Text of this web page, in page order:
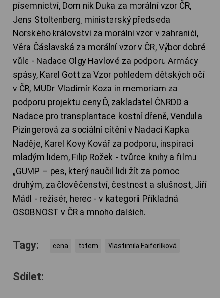
písemnictví, Dominik Duka za morální vzor ČR,
Jens Stoltenberg, ministerský předseda
Norského království za morální vzor v zahraničí,
Věra Čáslavská za morální vzor v ČR, Výbor dobré
vůle - Nadace Olgy Havlové za podporu Armády
spásy, Karel Gott za Vzor pohledem dětských očí
v ČR, MUDr. Vladimír Koza in memoriam za
podporu projektu ceny Ď, zakladatel ČNRDD a
Nadace pro transplantace kostní dřeně, Vendula
Pizingerová za sociální cítění v Nadaci Kapka
Naděje, Karel Kovy Kovář za podporu, inspiraci
mladým lidem, Filip Rožek - tvůrce knihy a filmu
„GUMP – pes, který naučil lidi žít za pomoc
druhým, za člověčenství, čestnost a slušnost, Jiří
Mádl - režisér, herec - v kategorii Příkladná
OSOBNOST v ČR a mnoho dalších.
Tagy: cena totem Vlastimila Faiferlíková
Sdílet: